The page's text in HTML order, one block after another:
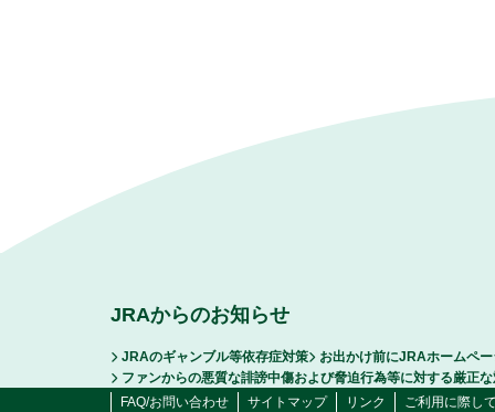
JRAからのお知らせ
JRAのギャンブル等依存症対策
お出かけ前にJRAホームペ
ファンからの悪質な誹謗中傷および脅迫行為等に対する厳正
FAQ/お問い合わせ
サイトマップ リンク ご利用に際し